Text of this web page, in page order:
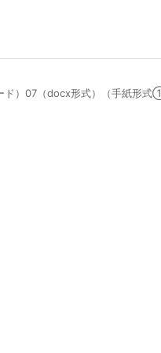
）07（docx形式）（手紙形式